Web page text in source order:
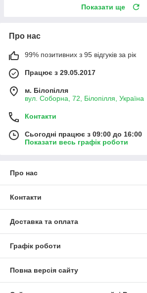
Показати ще
Про нас
99% позитивних з 95 відгуків за рік
Працює з 29.05.2017
м. Білопілля
вул. Соборна, 72, Білопілля, Україна
Контакти
Сьогодні працює з 09:00 до 16:00
Показати весь графік роботи
Про нас
Контакти
Доставка та оплата
Графік роботи
Повна версія сайту